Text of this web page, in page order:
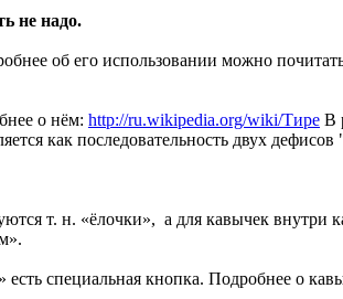
не надо.
об его использовании можно почитать
о нём: http://ru.wikipedia.org/wiki/Тире В
как последовательность двух дефисов
т. н. «ёлочки», а для кавычек
специальная кнопка. Подробнее о